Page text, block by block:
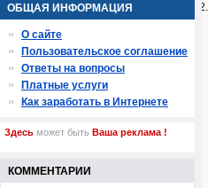
ОБЩАЯ ИНФОРМАЦИЯ
О сайте
Пользовательское соглашение
Ответы на вопросы
Платные услуги
Как заработать в Интернете
Здесь может быть Ваша реклама !
КОММЕНТАРИИ